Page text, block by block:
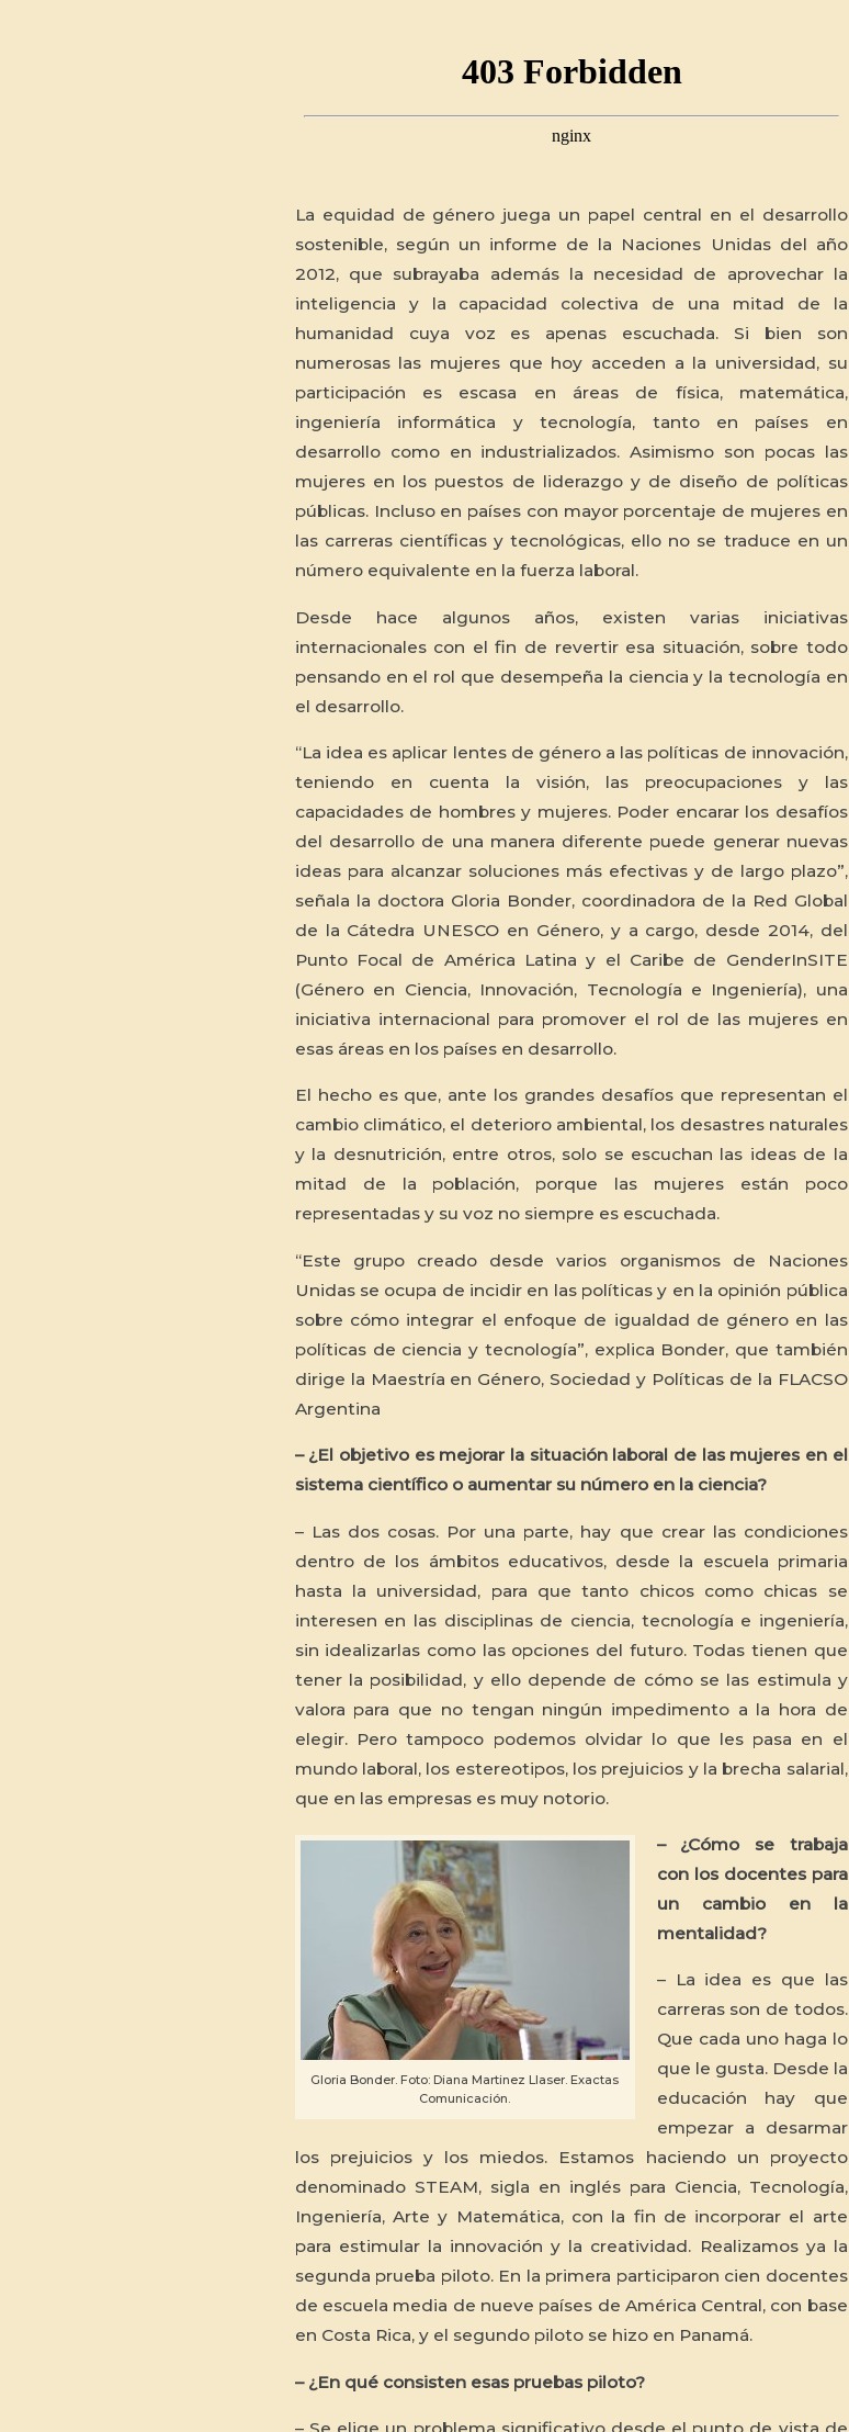
La equidad de género juega un papel central en el desarrollo
sostenible, según un informe de la Naciones Unidas del año
2012, que subrayaba además la necesidad de aprovechar la
inteligencia y la capacidad colectiva de una mitad de la
humanidad cuya voz es apenas escuchada. Si bien son
numerosas las mujeres que hoy acceden a la universidad, su
participación es escasa en áreas de física, matemática,
ingeniería informática y tecnología, tanto en países en
desarrollo como en industrializados. Asimismo son pocas las
mujeres en los puestos de liderazgo y de diseño de políticas
públicas. Incluso en países con mayor porcentaje de mujeres en
las carreras científicas y tecnológicas, ello no se traduce en un
número equivalente en la fuerza laboral.
Desde hace algunos años, existen varias iniciativas
internacionales con el fin de revertir esa situación, sobre todo
pensando en el rol que desempeña la ciencia y la tecnología en
el desarrollo.
“La idea es aplicar lentes de género a las políticas de innovación,
teniendo en cuenta la visión, las preocupaciones y las
capacidades de hombres y mujeres. Poder encarar los desafíos
del desarrollo de una manera diferente puede generar nuevas
ideas para alcanzar soluciones más efectivas y de largo plazo”,
señala la doctora Gloria Bonder, coordinadora de la Red Global
de la Cátedra UNESCO en Género, y a cargo, desde 2014, del
Punto Focal de América Latina y el Caribe de GenderInSITE
(Género en Ciencia, Innovación, Tecnología e Ingeniería), una
iniciativa internacional para promover el rol de las mujeres en
esas áreas en los países en desarrollo.
El hecho es que, ante los grandes desafíos que representan el
cambio climático, el deterioro ambiental, los desastres naturales
y la desnutrición, entre otros, solo se escuchan las ideas de la
mitad de la población, porque las mujeres están poco
representadas y su voz no siempre es escuchada.
“Este grupo creado desde varios organismos de Naciones
Unidas se ocupa de incidir en las políticas y en la opinión pública
sobre cómo integrar el enfoque de igualdad de género en las
políticas de ciencia y tecnología”, explica Bonder, que también
dirige la Maestría en Género, Sociedad y Políticas de la FLACSO
Argentina
– ¿El objetivo es mejorar la situación laboral de las mujeres en el
sistema científico o aumentar su número en la ciencia?
– Las dos cosas. Por una parte, hay que crear las condiciones
dentro de los ámbitos educativos, desde la escuela primaria
hasta la universidad, para que tanto chicos como chicas se
interesen en las disciplinas de ciencia, tecnología e ingeniería,
sin idealizarlas como las opciones del futuro. Todas tienen que
tener la posibilidad, y ello depende de cómo se las estimula y
valora para que no tengan ningún impedimento a la hora de
elegir. Pero tampoco podemos olvidar lo que les pasa en el
mundo laboral, los estereotipos, los prejuicios y la brecha salarial,
que en las empresas es muy notorio.
Gloria Bonder. Foto: Diana Martinez Llaser. Exactas
Comunicación.
– ¿Cómo se trabaja
con los docentes para
un cambio en la
mentalidad?
– La idea es que las
carreras son de todos.
Que cada uno haga lo
que le gusta. Desde la
educación hay que
empezar a desarmar
los prejuicios y los miedos. Estamos haciendo un proyecto
denominado STEAM, sigla en inglés para Ciencia, Tecnología,
Ingeniería, Arte y Matemática, con la fin de incorporar el arte
para estimular la innovación y la creatividad. Realizamos ya la
segunda prueba piloto. En la primera participaron cien docentes
de escuela media de nueve países de América Central, con base
en Costa Rica, y el segundo piloto se hizo en Panamá.
– ¿En qué consisten esas pruebas piloto?